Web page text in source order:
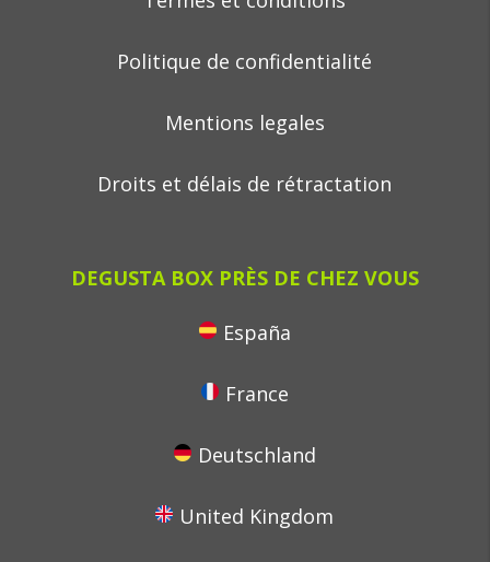
Politique de confidentialité
Mentions legales
Droits et délais de rétractation
DEGUSTA BOX PRÈS DE CHEZ VOUS
España
France
Deutschland
United Kingdom